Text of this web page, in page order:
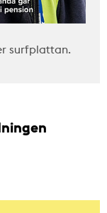
surfplattan.